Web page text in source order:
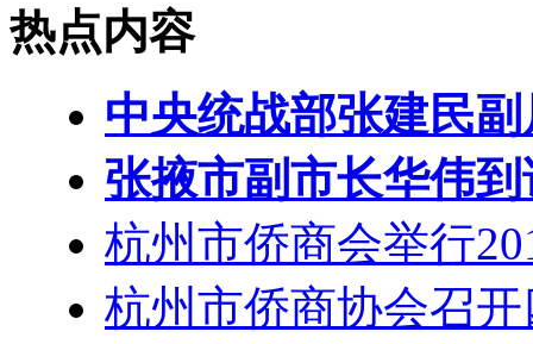
热点内容
中央统战部张建民
张掖市副市长华伟
杭州市侨商会举行
杭州市侨商协会召